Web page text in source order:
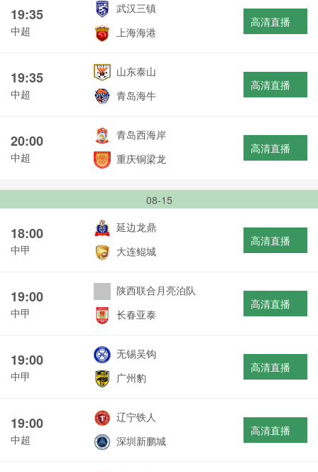
19:35
中超
武汉三镇
上海海港
高清直播
19:35
中超
山东泰山
青岛海牛
高清直播
20:00
中超
青岛西海岸
重庆铜梁龙
高清直播
08-15
18:00
中甲
延边龙鼎
大连鲲城
高清直播
19:00
中甲
陕西联合月亮泊队
长春亚泰
高清直播
19:00
中甲
无锡吴钩
广州豹
高清直播
19:00
中超
辽宁铁人
深圳新鹏城
高清直播